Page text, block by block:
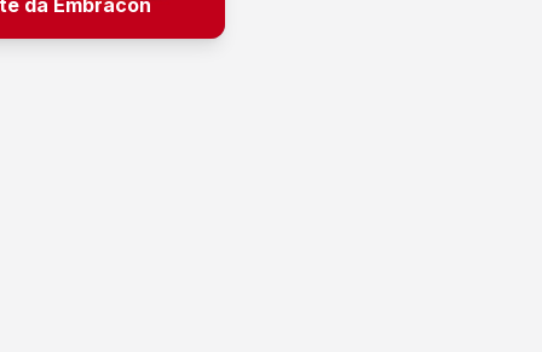
da Embracon